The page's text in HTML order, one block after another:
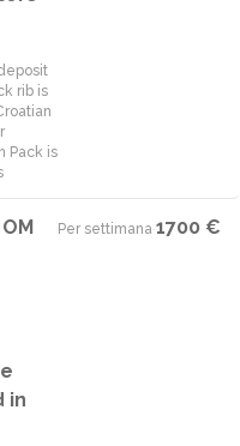
rib is
Pack is
in
Per settimana·1700 €